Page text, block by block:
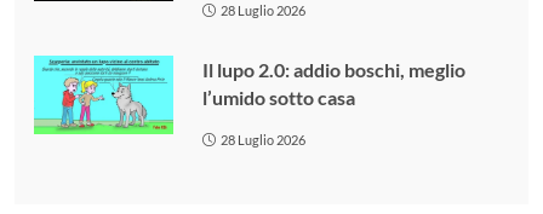
28 Luglio 2026
Il lupo 2.0: addio boschi, meglio
l’umido sotto casa
28 Luglio 2026